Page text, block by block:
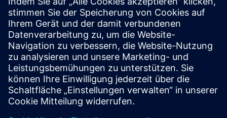
Presse | Siemens
© Siemens 1996 – 2026
Impressum
Datenschutz